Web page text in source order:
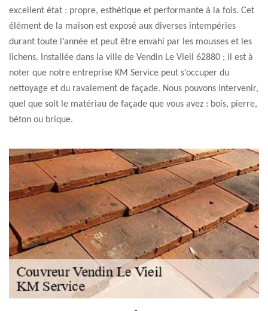
excellent état : propre, esthétique et performante à la fois. Cet
élément de la maison est exposé aux diverses intempéries
durant toute l’année et peut être envahi par les mousses et les
lichens. Installée dans la ville de Vendin Le Vieil 62880 ; il est à
noter que notre entreprise KM Service peut s’occuper du
nettoyage et du ravalement de façade. Nous pouvons intervenir,
quel que soit le matériau de façade que vous avez : bois, pierre,
béton ou brique.